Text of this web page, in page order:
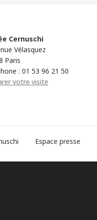
Cernuschi
Vélasquez
Paris
: 01 53 96 21 50
votre visite
Espace presse